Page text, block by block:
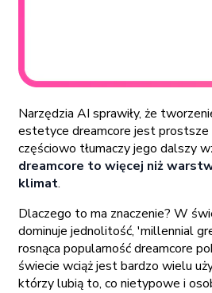
Narzędzia AI sprawiły, że
estetyce dreamcore jest prostsze
częściowo tłumaczy jego dalszy
dreamcore to więcej niż
klimat.
Dlaczego to ma znaczenie? W
dominuje jednolitość, 'millennial
rosnąca popularność dreamcore
świecie wciąż jest bardzo wielu
którzy lubią to, co nietypowe i